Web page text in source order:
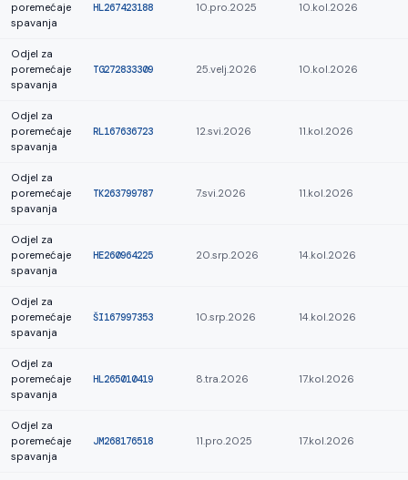
poremećaje
spavanja
HL267423188 10.pro.2025 10.kol.2026
Odjel za
poremećaje
spavanja
TG272833309 25.velj.2026 10.kol.2026
Odjel za
poremećaje
spavanja
RL167636723 12.svi.2026 11.kol.2026
Odjel za
poremećaje
spavanja
TK263799787 7.svi.2026 11.kol.2026
Odjel za
poremećaje
spavanja
HE260964225 20.srp.2026 14.kol.2026
Odjel za
poremećaje
spavanja
ŠI167997353 10.srp.2026 14.kol.2026
Odjel za
poremećaje
spavanja
HL265010419 8.tra.2026 17.kol.2026
Odjel za
poremećaje
spavanja
JM268176518 11.pro.2025 17.kol.2026